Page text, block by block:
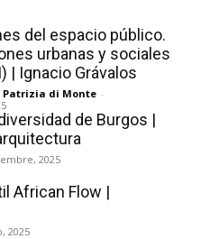
del espacio público.
urbanas y sociales
| Ignacio Grávalos
Patrizia di Monte -
de Burgos |
2025
African Flow |
2025